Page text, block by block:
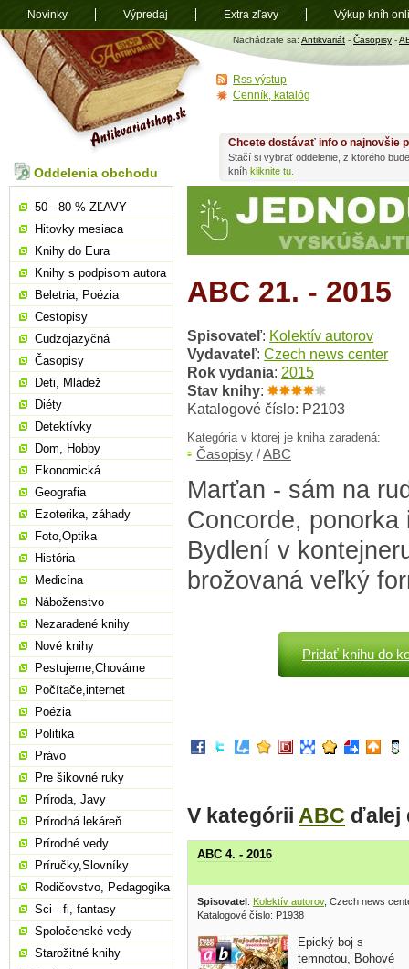
Antikvariát
shop.sk
Nachádzate sa: Antikvariát - Časopisy -
ABC 21. - 2015
Spisovateľ: Kolektív autorov
Vydavateľ: Czech news center
Rok vydania: 2015
Stav knihy:
Katalogové číslo: P2103
Kategória v ktorej je kniha zaradená:
Časopisy /ABC
Marťan - sám na
Concorde, ponorka
Bydlení v
brožovaná veľký
Pridať knihu do
V kategórii ABC ďalej
ABC 4. - 2016
Spisovatel: Kolektív autorov, Czech news
Katalogové číslo: P1938
Epický boj s
temnotou, Bohové
Chcete dostávať info o najnovšie
Stačí si vybrať oddelenie, z ktorého
kníh kliknite tu.
Oddelenia obchodu
50 - 80 % ZĽAVY
Hitovky mesiaca
Knihy do Eura
Knihy s podpisom autora
Beletria, Poézia
Cestopisy
Cudzojazyčná
Časopisy
Deti, Mládež
Diéty
Detektívky
Dom, Hobby
Ekonomická
Geografia
Ezoterika, záhady
Foto,Optika
História
Medicína
Náboženstvo
Nezaradené knihy
Nové knihy
Pestujeme,Chováme
Počítače,internet
Poézia
Politika
Právo
Pre šikovné ruky
Príroda, Javy
Prírodná lekáreň
Prírodné vedy
Príručky,Slovníky
Rodičovstvo, Pedagogika
Sci - fi, fantasy
Spoločenské vedy
Starožitné knihy
Rss výstup
Cenník, katalóg
Novinky Výpredaj Extra zľavy Výkup kníh